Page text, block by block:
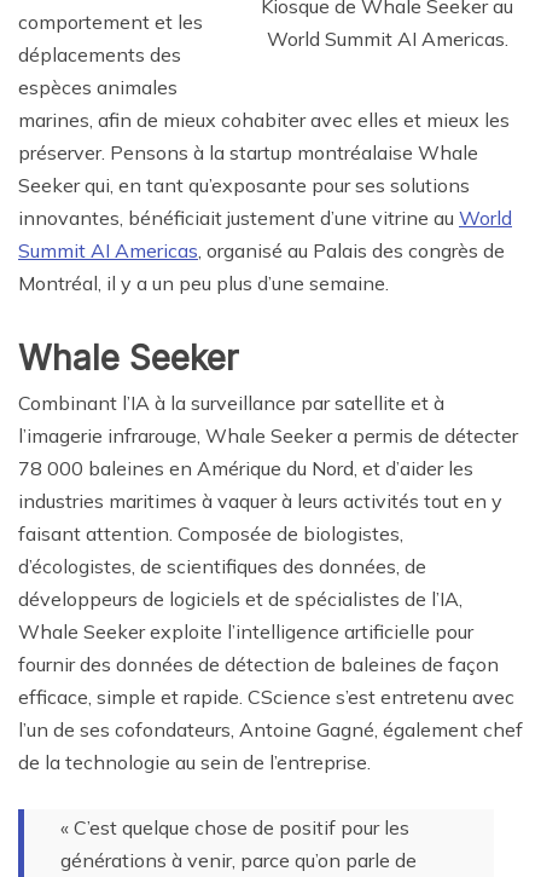
Kiosque de Whale Seeker au
World Summit AI Americas.
comportement et les
déplacements des
espèces animales
marines, afin de mieux cohabiter avec elles et mieux les
préserver. Pensons à la startup montréalaise Whale
Seeker qui, en tant qu’exposante pour ses solutions
innovantes, bénéficiait justement d’une vitrine au World
Summit AI Americas , organisé au Palais des congrès de
Montréal, il y a un peu plus d’une semaine.
Whale Seeker
Combinant l’IA à la surveillance par satellite et à
l’imagerie infrarouge, Whale Seeker a permis de détecter
78 000 baleines en Amérique du Nord, et d’aider les
industries maritimes à vaquer à leurs activités tout en y
faisant attention. Composée de biologistes,
d’écologistes, de scientifiques des données, de
développeurs de logiciels et de spécialistes de l’IA,
Whale Seeker exploite l’intelligence artificielle pour
fournir des données de détection de baleines de façon
efficace, simple et rapide. CScience s’est entretenu avec
l’un de ses cofondateurs, Antoine Gagné, également chef
de la technologie au sein de l’entreprise.
« C’est quelque chose de positif pour les
générations à venir, parce qu’on parle de